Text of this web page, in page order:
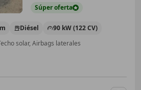
Súperoferta
Diésel
90 kW (122 CV)
solar, Airbags laterales